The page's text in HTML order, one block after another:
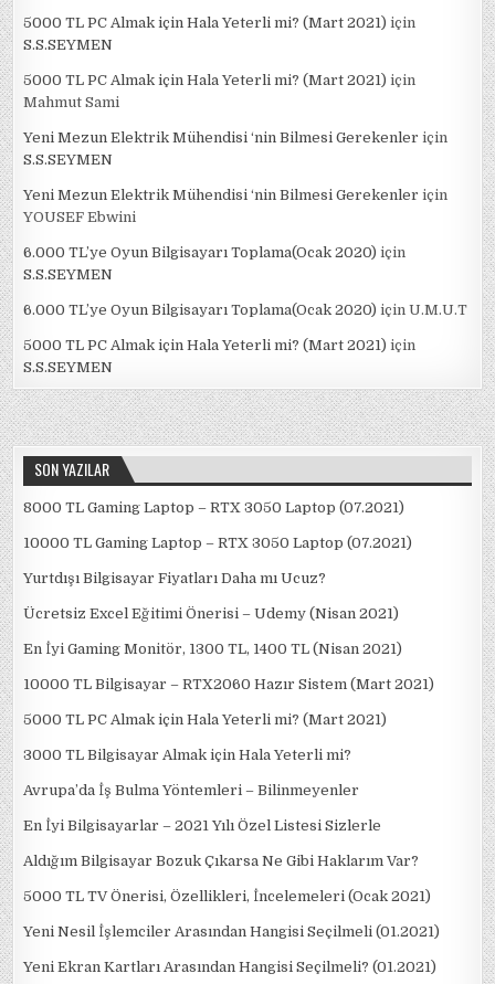
5000 TL PC Almak için Hala Yeterli mi? (Mart 2021) için
S.S.SEYMEN
5000 TL PC Almak için Hala Yeterli mi? (Mart 2021) için
Mahmut Sami
Yeni Mezun Elektrik Mühendisi ‘nin Bilmesi Gerekenler için
S.S.SEYMEN
Yeni Mezun Elektrik Mühendisi ‘nin Bilmesi Gerekenler için
YOUSEF Ebwini
6.000 TL’ye Oyun Bilgisayarı Toplama(Ocak 2020) için
S.S.SEYMEN
6.000 TL’ye Oyun Bilgisayarı Toplama(Ocak 2020) içinU.M.U.T
5000 TL PC Almak için Hala Yeterli mi? (Mart 2021) için
S.S.SEYMEN
SON YAZILAR
8000 TL Gaming Laptop – RTX 3050 Laptop (07.2021)
10000 TL Gaming Laptop – RTX 3050 Laptop (07.2021)
Yurtdışı Bilgisayar Fiyatları Daha mı Ucuz?
Ücretsiz Excel Eğitimi Önerisi – Udemy (Nisan 2021)
En İyi Gaming Monitör, 1300 TL, 1400 TL (Nisan 2021)
10000 TL Bilgisayar – RTX2060 Hazır Sistem (Mart 2021)
5000 TL PC Almak için Hala Yeterli mi? (Mart 2021)
3000 TL Bilgisayar Almak için Hala Yeterli mi?
Avrupa’da İş Bulma Yöntemleri – Bilinmeyenler
En İyi Bilgisayarlar – 2021 Yılı Özel Listesi Sizlerle
Aldığım Bilgisayar Bozuk Çıkarsa Ne Gibi Haklarım Var?
5000 TL TV Önerisi, Özellikleri, İncelemeleri (Ocak 2021)
Yeni Nesil İşlemciler Arasından Hangisi Seçilmeli (01.2021)
Yeni Ekran Kartları Arasından Hangisi Seçilmeli? (01.2021)